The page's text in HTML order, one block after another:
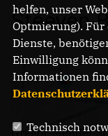
Steeven
Gregor-Mendel-
helfen, unser
Optmierung).
Dienste,
Einwilligung
Informationen
Technisch